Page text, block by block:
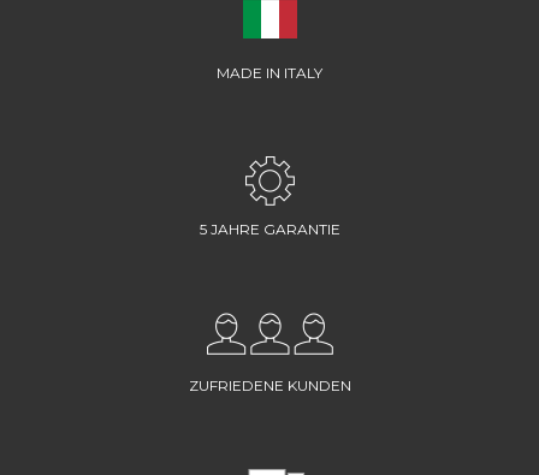
MADE IN ITALY
5 JAHRE GARANTIE
ZUFRIEDENE KUNDEN